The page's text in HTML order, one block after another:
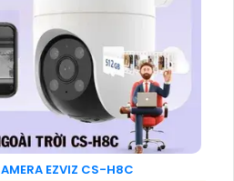
EZVIZ CS-H8C